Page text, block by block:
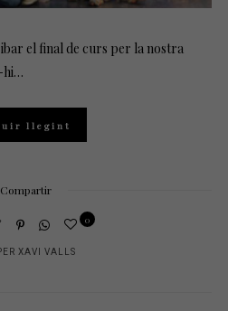
el final de curs per la nostra
hi…
llegint
Compartir
XAVI VALLS
0